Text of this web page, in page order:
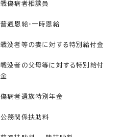
戦傷病者相談員
普通恩給・一時恩給
戦没者等の妻に対する特別給付金
戦没者の父母等に対する特別給付
金
傷病者遺族特別年金
公務関係扶助料